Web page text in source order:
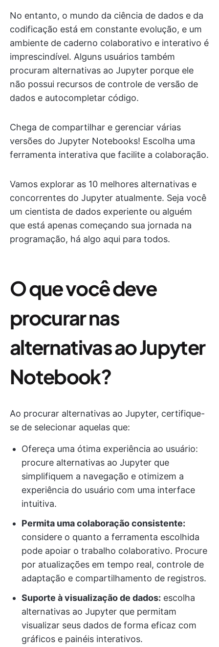
No entanto, o mundo da ciência de dados e da
codificação está em constante evolução, e um
ambiente de caderno colaborativo e interativo é
imprescindível. Alguns usuários também
procuram alternativas ao Jupyter porque ele
não possui recursos de controle de versão de
dados e autocompletar código.
Chega de compartilhar e gerenciar várias
versões do Jupyter Notebooks! Escolha uma
ferramenta interativa que facilite a colaboração.
Vamos explorar as 10 melhores alternativas e
concorrentes do Jupyter atualmente. Seja você
um cientista de dados experiente ou alguém
que está apenas começando sua jornada na
programação, há algo aqui para todos.
O que você deve
procurar nas
alternativas ao Jupyter
Notebook?
Ao procurar alternativas ao Jupyter, certifique-
se de selecionar aquelas que:
Ofereça uma ótima experiência ao usuário:
procure alternativas ao Jupyter que
simplifiquem a navegação e otimizem a
experiência do usuário com uma interface
intuitiva.
Permita uma colaboração consistente:
considere o quanto a ferramenta escolhida
pode apoiar o trabalho colaborativo. Procure
por atualizações em tempo real, controle de
adaptação e compartilhamento de registros.
Suporte à visualização de dados: escolha
alternativas ao Jupyter que permitam
visualizar seus dados de forma eficaz com
gráficos e painéis interativos.